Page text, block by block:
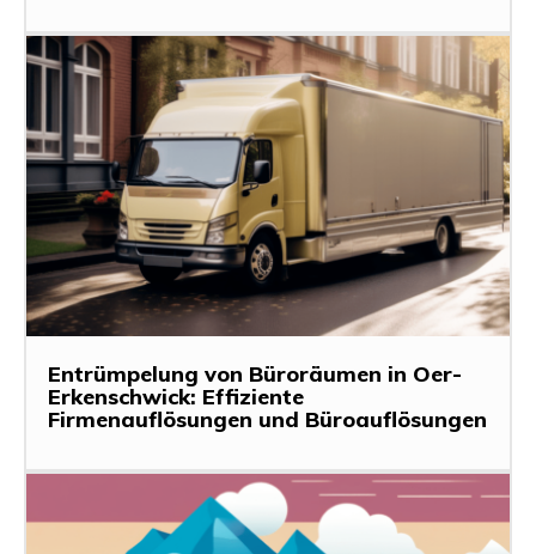
Entrümpelung von Büroräumen in Oer-
Erkenschwick: Effiziente
Firmenauflösungen und Büroauflösungen